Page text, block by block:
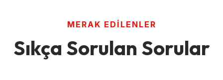
MERAK EDILENLER
Sıkça Sorulan Sorular